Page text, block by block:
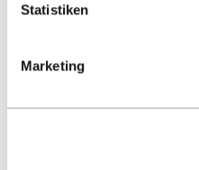
Statistiken
Marketing